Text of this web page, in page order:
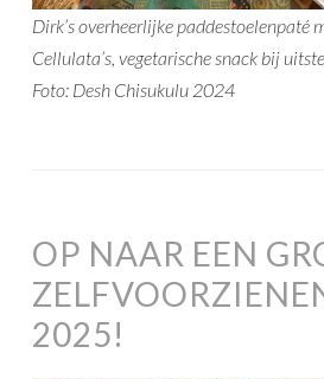
Dirk’s overheerlijke paddestoelenpaté
Cellulata’s, vegetarische snack bij
Foto: Desh Chisukulu 2024
OP NAAR EEN
2025!